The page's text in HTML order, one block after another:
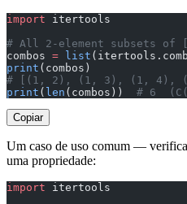
import itertools
# All 2-element subsets of
combos = list
print (combos)
# [(1, 2), (1, 3), (1, 4),
print ( len (combos)) # 6
Copiar
Um caso de uso comum —
uma propriedade:
import itertools